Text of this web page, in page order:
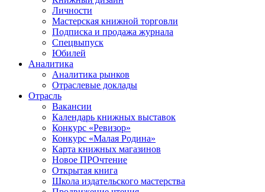
Личности
Мастерская книжной торговли
Подписка и продажа журнала
Спецвыпуск
Юбилей
Аналитика
Аналитика рынков
Отраслевые доклады
Отрасль
Вакансии
Календарь книжных выставок
Конкурс «Ревизор»
Конкурс «Малая Родина»
Карта книжных магазинов
Новое ПРОчтение
Открытая книга
Школа издательского мастерства